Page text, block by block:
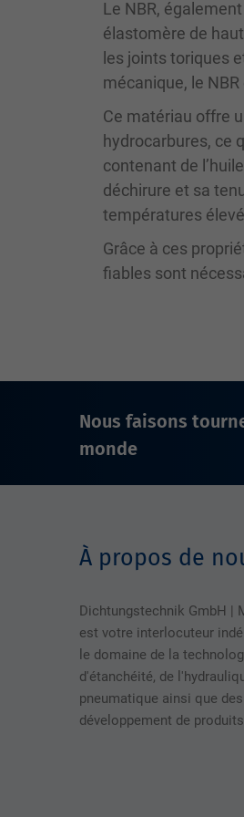
Le NBR,
élastomère de
les joints toriques
mécanique, le
Ce matériau offre
hydrocarbures, ce
contenant de
déchirure et sa
températures
Grâce à ces
fiables sont
Nous faisons
monde
À propos de
Dichtungstechnik GmbH |
est votre interlocuteur
le domaine de la
d'étanchéité, de
pneumatique ainsi que
développement de